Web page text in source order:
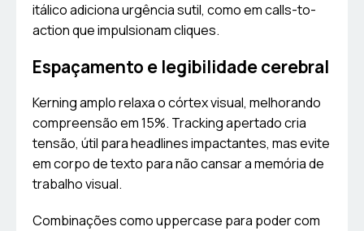
itálico adiciona urgência sutil, como em calls-to-
action que impulsionam cliques.
Espaçamento e legibilidade cerebral
Kerning amplo relaxa o córtex visual, melhorando
compreensão em 15%. Tracking apertado cria
tensão, útil para headlines impactantes, mas evite
em corpo de texto para não cansar a memória de
trabalho visual.
Combinações como uppercase para poder com